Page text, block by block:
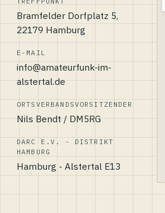
Bramfelder Dorfplatz 5,
22179 Hamburg
E-MAIL
info@amateurfunk-im-
alstertal.de
ORTSVERBANDSVORSITZENDER
Nils Bendt / DM5RG
DARC E.V. - DISTRIKT
HAMBURG
Hamburg - Alstertal E13